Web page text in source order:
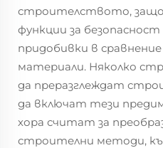
строителството,
функции за безопасност
придобивки в
материали. Няколко
да преразглеждат
да включат тези
хора считат за
строителни методи,